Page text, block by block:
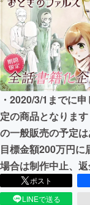
アート
テクノ
映像・
ビジ
まちづ
・2020/3/1までに
定の商品となりま
の一般販売の予定は
目標金額200万円に
場合は制作中止、
ポスト
LINEで送る